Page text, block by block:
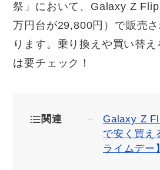
祭」において、Galaxy Z
万円台が29,800円）で販売
ります。乗り換えや買い替
は要チェック！
関連
Galaxy Z
で安く買え
ライムデー】